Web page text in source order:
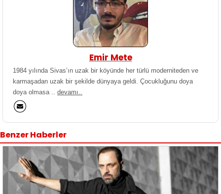
Emir Mete
1984 yılında Sivas’ın uzak bir köyünde her türlü moderniteden ve
karmaşadan uzak bir şekilde dünyaya geldi. Çocukluğunu doya
doya olmasa .. devamı..
Benzer Haberler